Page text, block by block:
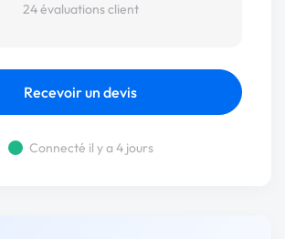
24 évaluations client
Recevoir un devis
Connecté il y a 4 jours